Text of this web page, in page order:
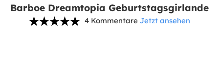
Barboe Dreamtopia Geburtstagsgirlande
4 Kommentare Jetzt ansehen